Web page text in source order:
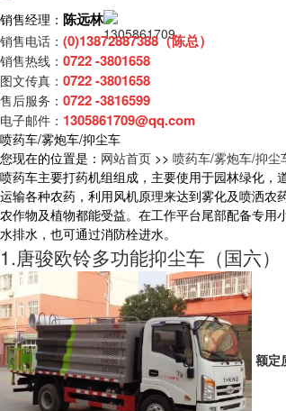
销售经理： 陈远林
销售电话： (0)13872887388（陈总）
销售热线： 0722 -3801658
图文传真： 0722 -3801658
售后服务： 0722 -3816599
电子邮件： 1305861709@qq.com
喷药车/雾炮车/抑尘车
您现在的位置是： 网站首页 >> 喷药车/雾炮车/抑尘
喷药车主要打药机组组成，主要使用于园林绿化，
运输各种农药，利用风机原理来达到雾化及喷洒
农作物及植物都能受益。在工作平台尾部配备专
水排水，也可通过消防栓进水。
1.唐骏欧铃多功能抑尘车（国六）
额定